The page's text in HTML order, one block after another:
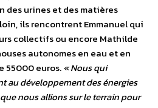
des urines et des matières
ils rencontrent Emmanuel qui
collectifs ou encore Mathilde
autonomes en eau et en
55000 euros.« Nous qui
au développement des énergies
nous allions sur le terrain pour